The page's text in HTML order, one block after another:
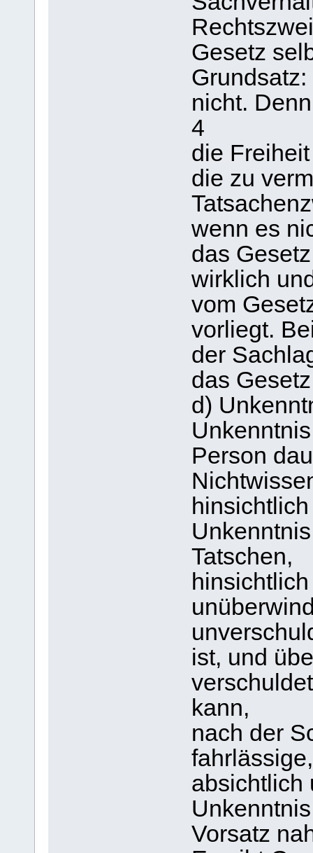
Gesetz
nicht. Denn
4
die
die zu
wenn es
das
wirklich
vom
vorliegt.
der
das
d)
Person
Tatschen,
ist, und
kann,
nach der
absichtlich
Vorsatz